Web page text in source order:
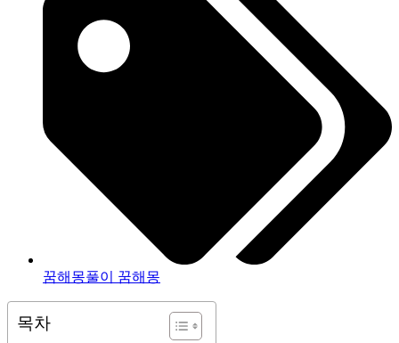
꿈해몽풀이 꿈해몽
목차